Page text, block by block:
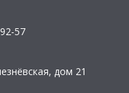
57
дом 21